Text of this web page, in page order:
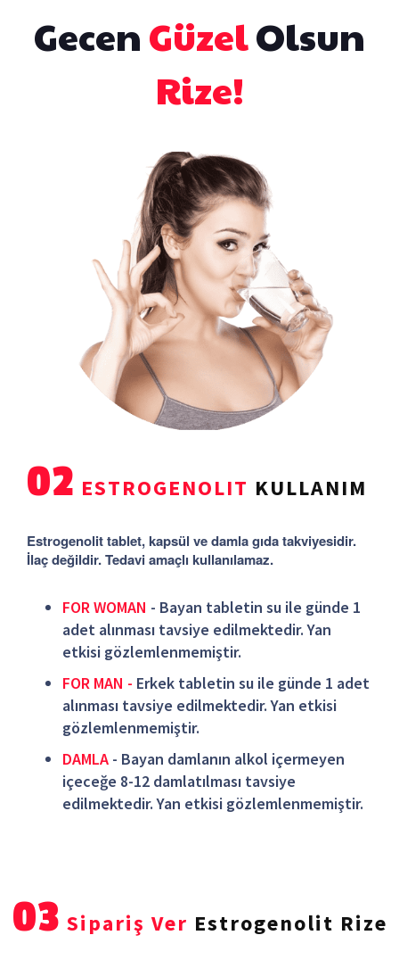
GecenGüzelOlsun
Rize!
02 ESTROGENOLIT KULLANIM
Estrogenolit tablet, kapsül ve damla gıda takviyesidir.
İlaç değildir. Tedavi amaçlı kullanılamaz.
FOR WOMAN - Bayan tabletin su ile günde 1
adet alınması tavsiye edilmektedir. Yan
etkisi gözlemlenmemiştir.
FOR MAN - Erkek tabletin su ile günde 1 adet
alınması tavsiye edilmektedir. Yan etkisi
gözlemlenmemiştir.
DAMLA - Bayan damlanın alkol içermeyen
içeceğe 8-12 damlatılması tavsiye
edilmektedir. Yan etkisi gözlemlenmemiştir.
03 Sipariş Ver Estrogenolit Rize